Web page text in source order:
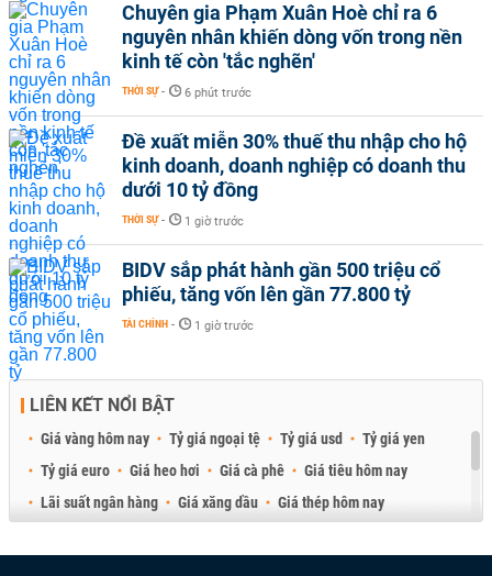
Chuyên gia Phạm Xuân Hoè chỉ ra 6
nguyên nhân khiến dòng vốn trong nền
kinh tế còn 'tắc nghẽn'
THỜI SỰ - 6 phút trước
Đề xuất miễn 30% thuế thu nhập cho hộ
kinh doanh, doanh nghiệp có doanh thu
dưới 10 tỷ đồng
THỜI SỰ - 1 giờ trước
BIDV sắp phát hành gần 500 triệu cổ
phiếu, tăng vốn lên gần 77.800 tỷ
TÀI CHÍNH - 1 giờ trước
LIÊN KẾT NỔI BẬT
Giá vàng hôm nay Tỷ giá ngoại tệ Tỷ giá usd
Tỷ giá yen
Tỷ giá euro
Giá heo hơi Giá cà phê
Giá tiêu hôm nay
Lãi suất ngân hàng
Giá xăng dầu
Giá thép hôm nay